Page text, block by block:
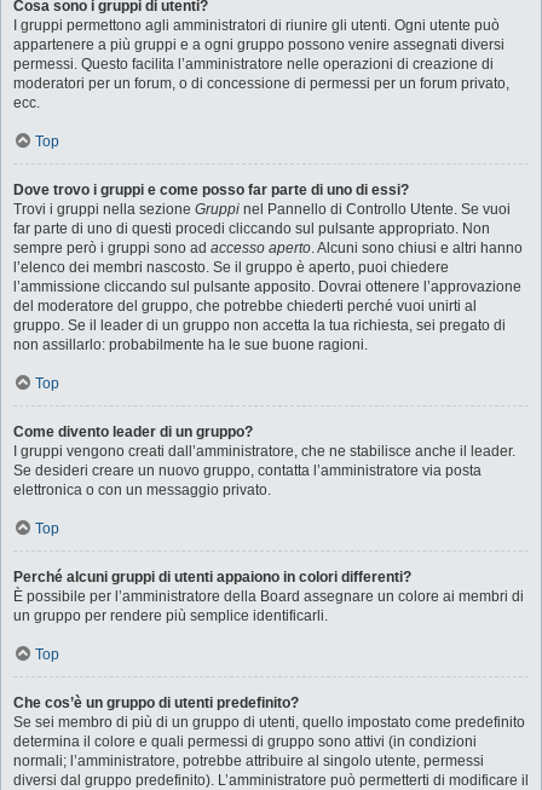
Cosa sono i gruppi di utenti?
I gruppi permettono agli amministratori di riunire gli utenti. Ogni utente può
appartenere a più gruppi e a ogni gruppo possono venire assegnati diversi
permessi. Questo facilita l’amministratore nelle operazioni di creazione di
moderatori per un forum, o di concessione di permessi per un forum privato,
ecc.
Top
Dove trovo i gruppi e come posso far parte di uno di essi?
Trovi i gruppi nella sezione Gruppi nel Pannello di Controllo Utente. Se vuoi
far parte di uno di questi procedi cliccando sul pulsante appropriato. Non
sempre però i gruppi sono ad accesso aperto. Alcuni sono chiusi e altri hanno
l’elenco dei membri nascosto. Se il gruppo è aperto, puoi chiedere
l’ammissione cliccando sul pulsante apposito. Dovrai ottenere l’approvazione
del moderatore del gruppo, che potrebbe chiederti perché vuoi unirti al
gruppo. Se il leader di un gruppo non accetta la tua richiesta, sei pregato di
non assillarlo: probabilmente ha le sue buone ragioni.
Top
Come divento leader di un gruppo?
I gruppi vengono creati dall’amministratore, che ne stabilisce anche il leader.
Se desideri creare un nuovo gruppo, contatta l’amministratore via posta
elettronica o con un messaggio privato.
Top
Perché alcuni gruppi di utenti appaiono in colori differenti?
È possibile per l’amministratore della Board assegnare un colore ai membri di
un gruppo per rendere più semplice identificarli.
Top
Che cos’è un gruppo di utenti predefinito?
Se sei membro di più di un gruppo di utenti, quello impostato come predefinito
determina il colore e quali permessi di gruppo sono attivi (in condizioni
normali; l’amministratore, potrebbe attribuire al singolo utente, permessi
diversi dal gruppo predefinito). L’amministratore può permetterti di modificare il